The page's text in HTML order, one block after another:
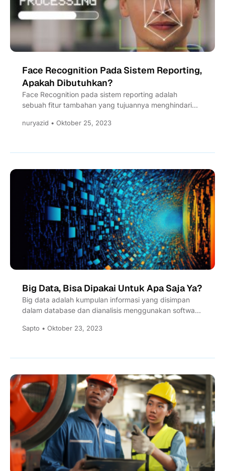
Face Recognition Pada Sistem Reporting,
Apakah Dibutuhkan?
Face Recognition pada sistem reporting adalah
sebuah fitur tambahan yang tujuannya menghindari
nuryazid • Oktober 25, 2023
Big Data, Bisa Dipakai Untuk Apa Saja Ya?
Big data adalah kumpulan informasi yang disimpan
dalam database dan dianalisis menggunakan software
Sapto • Oktober 23, 2023